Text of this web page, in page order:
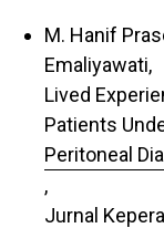
M. Hanif
Emaliyawati,
Lived
Patients
Peritoneal
,
Jurnal